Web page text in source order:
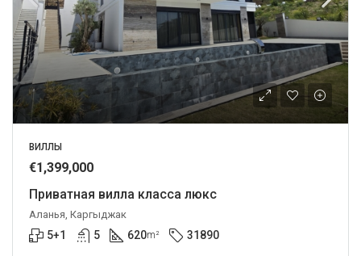
ВИЛЛЫ
€1,399,000
Приватная вилла класса люкс
Аланья, Каргыджак
5+1 5 620m² 31890